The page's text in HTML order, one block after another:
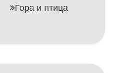
Гора и птица